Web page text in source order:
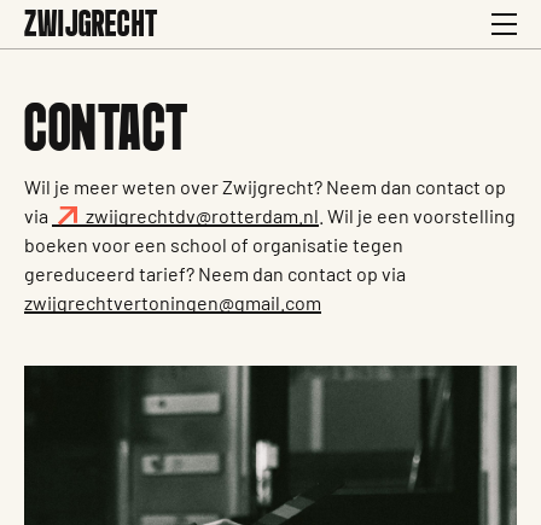
ZWIJGRECHT
CONTACT
Wil je meer weten over Zwijgrecht? Neem dan contact op
via
zwijgrechtdv@rotterdam.nl . Wil je een voorstelling
boeken voor een school of organisatie tegen
gereduceerd tarief? Neem dan contact op via
zwijgrechtvertoningen@gmail.com